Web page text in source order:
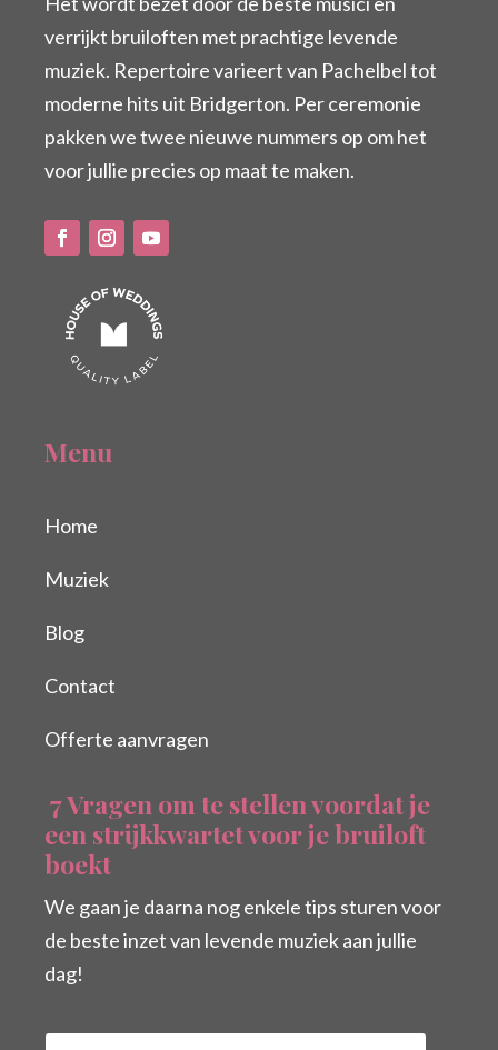
verrijkt bruiloften met prachtige levende
muziek. Repertoire varieert van Pachelbel tot
moderne hits uit Bridgerton. Per ceremonie
pakken we twee nieuwe nummers op om het
voor jullie precies op maat te maken.
Menu
Home
Muziek
Blog
Contact
Offerte aanvragen
7 Vragen om te stellen voordat je
een strijkkwartet voor je bruiloft
boekt
We gaan je daarna nog enkele tips sturen voor
de beste inzet van levende muziek aan jullie
dag!